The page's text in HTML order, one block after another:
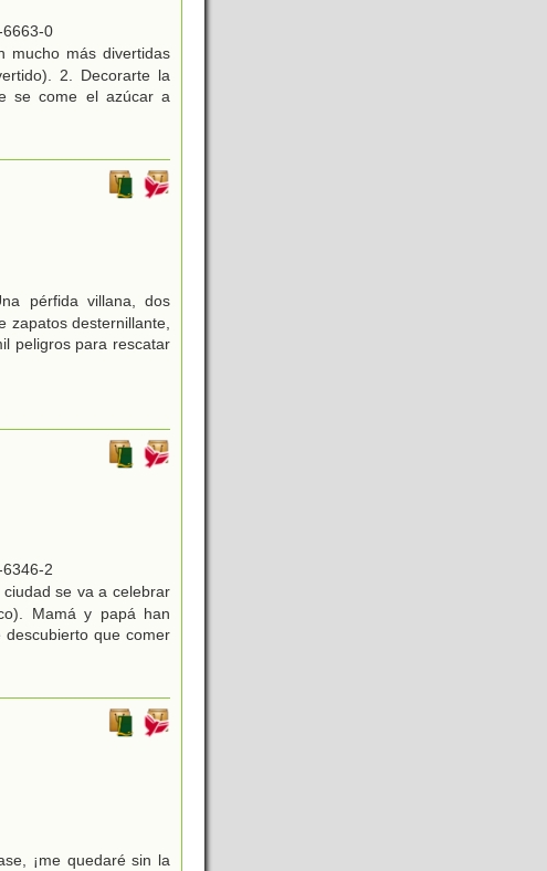
0
mucho más divertidas
2. Decorarte la
se come el azúcar a
pérfida villana, dos
zapatos desternillante,
peligros para rescatar
2
se va a celebrar
Mamá y papá han
que comer
¡me quedaré sin la